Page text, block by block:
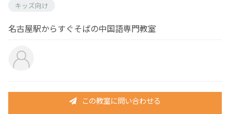
キッズ向け
名古屋駅からすぐそばの中国語専門教室
この教室に問い合わせる